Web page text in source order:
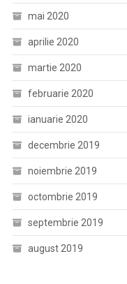
mai 2020
aprilie 2020
martie 2020
februarie 2020
ianuarie 2020
decembrie 2019
noiembrie 2019
octombrie 2019
septembrie 2019
august 2019